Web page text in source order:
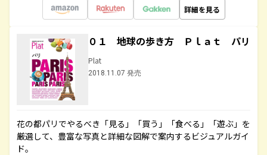
詳細を見る
０１ 地球の歩き方 Ｐｌａｔ パリ
Plat
2018.11.07 発売
花の都パリでやるべき「見る」「買う」「食べる」「遊ぶ」を
厳選して、豊富な写真と詳細な図解で案内するビジュアルガイ
ド。